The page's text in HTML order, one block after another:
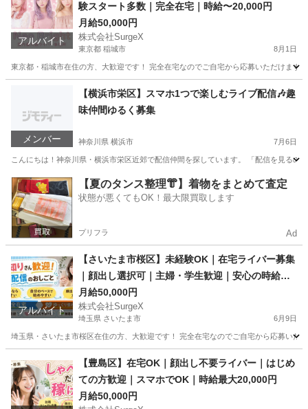
アルバイト
験スタート多数｜完全在宅｜時給〜20,000円
月給50,000円
株式会社SurgeX
東京都 稲城市 8月1日
東京都・稲城市在住の方、大歓迎です！ 完全在宅なのでご自宅から応募いただけま
その他 ライバー
メンバー
【横浜市栄区】スマホ1つで楽しむライブ配信🎶趣
味仲間ゆるく募集
神奈川県 横浜市 7月6日
こんにちは！神奈川県・横浜市栄区近郊で配信仲間を探しています。 「配信を見る
神奈川 横浜市 その他 ライブ配信
【夏のタンス整理👘】着物をまとめて査定
状態が悪くてもOK！最大限買取します
プリフラ Ad
アルバイト
【さいたま市桜区】未経験OK｜在宅ライバー募集
｜顔出し選択可｜主婦・学生歓迎｜安心の時給あ
り
月給50,000円
株式会社SurgeX
埼玉県 さいたま市 6月9日
埼玉県・さいたま市桜区在住の方、大歓迎です！ 完全在宅なのでご自宅から応募い
さいたま市 その他 顔出し
【豊島区】在宅OK｜顔出し不要ライバー｜はじめ
ての方歓迎｜スマホでOK｜時給最大20,000円
月給50,000円